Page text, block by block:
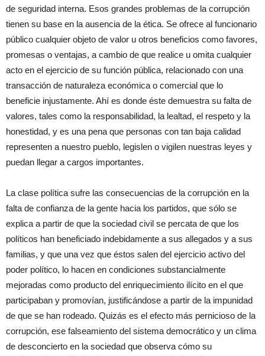
de seguridad interna. Esos grandes problemas de la corrupción
tienen su base en la ausencia de la ética. Se ofrece al funcionario
público cualquier objeto de valor u otros beneficios como favores,
promesas o ventajas, a cambio de que realice u omita cualquier
acto en el ejercicio de su función pública, relacionado con una
transacción de naturaleza económica o comercial que lo
beneficie injustamente. Ahí es donde éste demuestra su falta de
valores, tales como la responsabilidad, la lealtad, el respeto y la
honestidad, y es una pena que personas con tan baja calidad
representen a nuestro pueblo, legislen o vigilen nuestras leyes y
puedan llegar a cargos importantes.
La clase política sufre las consecuencias de la corrupción en la
falta de confianza de la gente hacia los partidos, que sólo se
explica a partir de que la sociedad civil se percata de que los
políticos han beneficiado indebidamente a sus allegados y a sus
familias, y que una vez que éstos salen del ejercicio activo del
poder político, lo hacen en condiciones substancialmente
mejoradas como producto del enriquecimiento ilícito en el que
participaban y promovían, justificándose a partir de la impunidad
de que se han rodeado. Quizás es el efecto más pernicioso de la
corrupción, ese falseamiento del sistema democrático y un clima
de desconcierto en la sociedad que observa cómo su